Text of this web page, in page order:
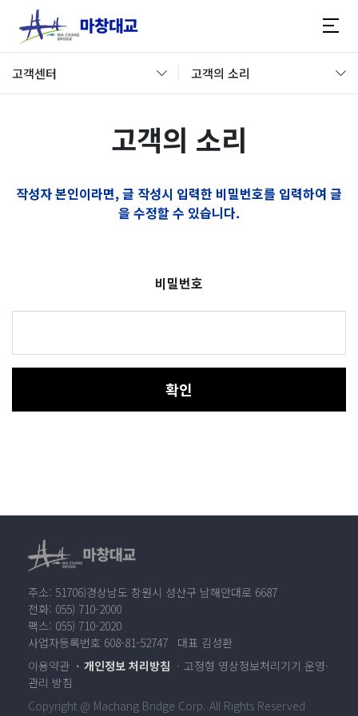
고객센터 고객의 소리
고객의 소리
작성자 본인이라면, 글 작성시 입력한 비밀번호를 입력하여 글
을 수정할 수 있습니다.
비밀번호
확인
주소: 51706)경상남도 창원시 성산구 남해안대로 6687
전화: 055) 710-2000
팩스: 055) 710-2020
사업자등록번호 608-81-52747 대표 김성환
이용약관
개인정보 처리방침
고정형 영상정보처리기기 운영·
관리 방침
Copyright @ Machang Bridge Corp. All Rights Reserved